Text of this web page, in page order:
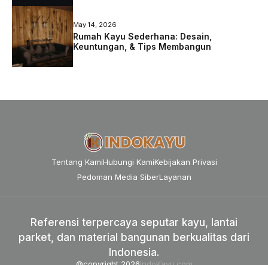
May 14, 2026
Rumah Kayu Sederhana: Desain,
Keuntungan, & Tips Membangun
Tentang KamiHubungi KamiKebijakan Privasi
Pedoman Media SiberLayanan
Referensi terpercaya seputar kayu, lantai
parket, dan material bangunan berkualitas dari
Indonesia.